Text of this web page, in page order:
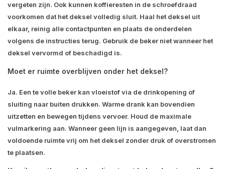
vergeten zijn. Ook kunnen koffieresten in de schroefdraad
voorkomen dat het deksel volledig sluit. Haal het deksel uit
elkaar, reinig alle contactpunten en plaats de onderdelen
volgens de instructies terug. Gebruik de beker niet wanneer het
deksel vervormd of beschadigd is.
Moet er ruimte overblijven onder het deksel?
Ja. Een te volle beker kan vloeistof via de drinkopening of
sluiting naar buiten drukken. Warme drank kan bovendien
uitzetten en bewegen tijdens vervoer. Houd de maximale
vulmarkering aan. Wanneer geen lijn is aangegeven, laat dan
voldoende ruimte vrij om het deksel zonder druk of overstromen
te plaatsen.